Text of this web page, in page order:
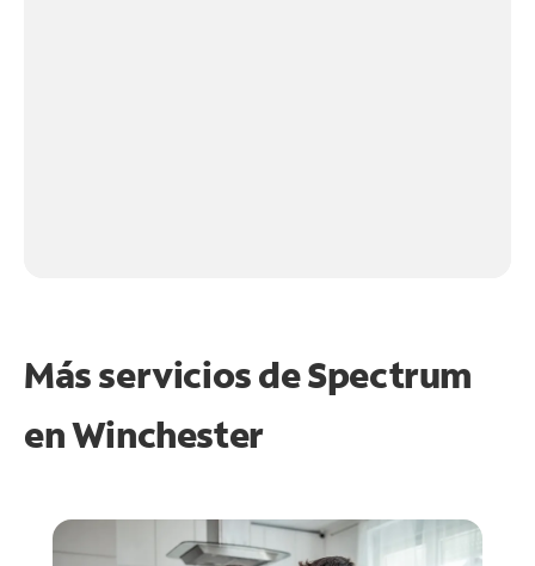
Más servicios de Spectrum
enWinchester